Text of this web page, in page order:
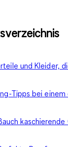
und Kleider,
Tipps bei einem